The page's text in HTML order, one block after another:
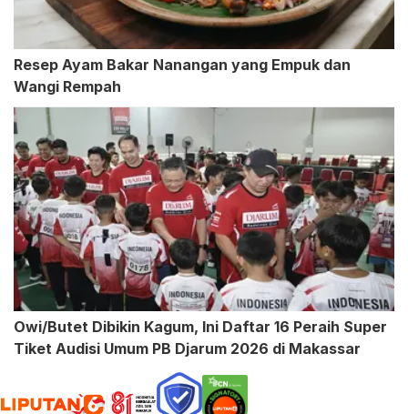
Resep Ayam Bakar Nanangan yang Empuk dan
Wangi Rempah
Owi/Butet Dibikin Kagum, Ini Daftar 16 Peraih Super
Tiket Audisi Umum PB Djarum 2026 di Makassar